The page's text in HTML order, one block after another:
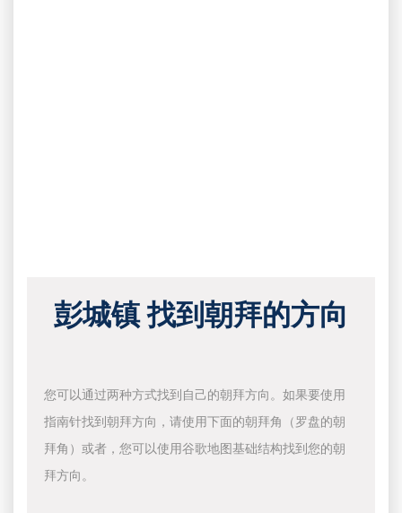
彭城镇 找到朝拜的方向
您可以通过两种方式找到自己的朝拜方向。如果要使用
指南针找到朝拜方向，请使用下面的朝拜角（罗盘的朝
拜角）或者，您可以使用谷歌地图基础结构找到您的朝
拜方向。